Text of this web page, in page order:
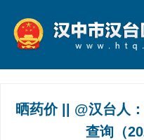
晒药价 || @汉台人
查询（